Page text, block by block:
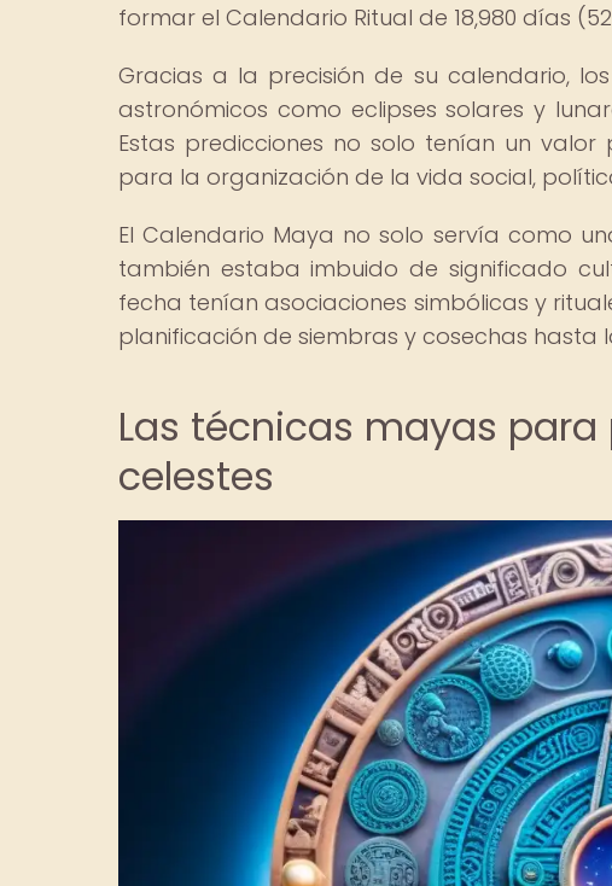
formar el Calendario Ritual de 18,980 días
Gracias a la precisión de su calendario,
astronómicos como eclipses solares y
Estas predicciones no solo tenían un
para la organización de la vida social,
El Calendario Maya no solo servía como
también estaba imbuido de significado
fecha tenían asociaciones simbólicas y
planificación de siembras y cosechas hasta
Las técnicas mayas
celestes